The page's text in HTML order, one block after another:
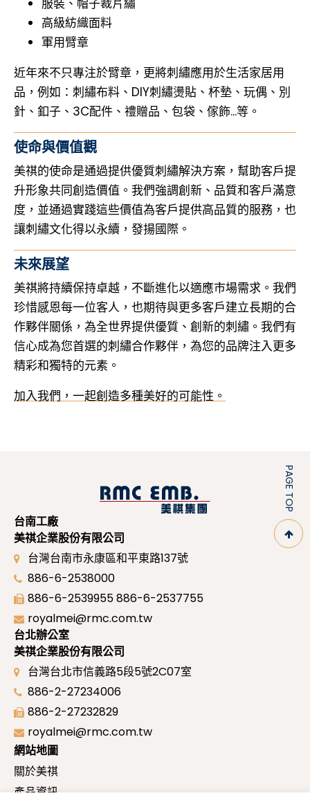
服裝、帽子裁片繡
高級紡織面料
軍用臂章
近年來不只專注於臂章，更將刺繡應用於生活家居用
品，例如：刺繡布料、DIY刺繡燙貼、杯墊、玩偶、別
針、釦子、3C配件、禮贈品、包袋、傢飾...等。
使命與價值觀
美祺的使命是通過提供優質刺繡解決方案，幫助客戶提
升形象共同創造價值。我們強調創新、品質和客戶滿意
度，並通過實踐這些價值為客戶提供高品質的服務，也
讓刺繡文化得以永續，發揚國際。
未來展望
美祺將持續保持卓越，不斷進化以適應市場需求。我們
珍惜感恩每一位客人，也期待與更多客戶建立長期的合
作夥伴關係，為全世界提供優質、創新的刺繡。我們有
信心成為您首選的刺繡合作夥伴，為您的品牌注入更多
精彩和獨特的元素。
加入我們，一起創造多種美好的可能性。
台南工廠
美祺企業股份有限公司
台灣台南市永康區和平東路137號
886-6-2538000
886-6-2539955886-6-2537755
royalmei@rmc.com.tw
台北辦公室
美祺企業股份有限公司
台灣台北市信義路5段5號2C07室
886-2-27234006
886-2-27232829
royalmei@rmc.com.tw
網站地圖
關於美祺
產品資訊
PAGE TOP